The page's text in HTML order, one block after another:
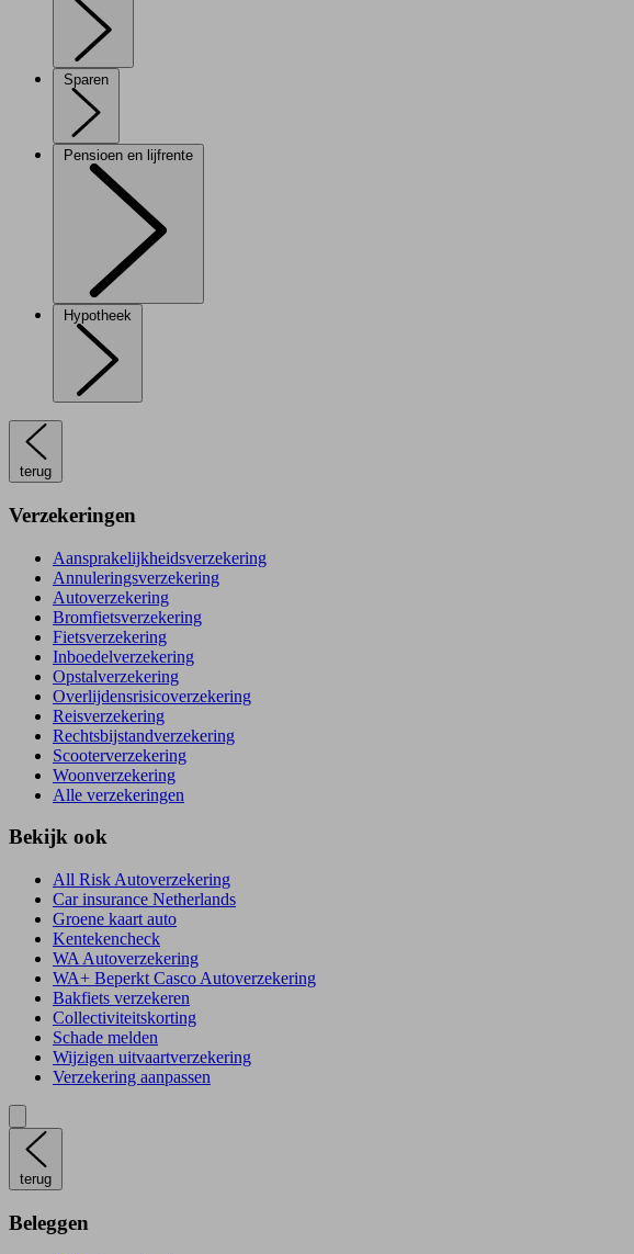
Sparen
Pensioen en lijfrente
Hypotheek
terug
Verzekeringen
Aansprakelijkheidsverzekering
Annuleringsverzekering
Autoverzekering
Bromfietsverzekering
Fietsverzekering
Inboedelverzekering
Opstalverzekering
Overlijdensrisicoverzekering
Reisverzekering
Rechtsbijstandverzekering
Scooterverzekering
Woonverzekering
Alle verzekeringen
Bekijk ook
All Risk Autoverzekering
Car insurance Netherlands
Groene kaart auto
Kentekencheck
WA Autoverzekering
WA+ Beperkt Casco Autoverzekering
Bakfiets verzekeren
Collectiviteitskorting
Schade melden
Wijzigen uitvaartverzekering
Verzekering aanpassen
terug
Beleggen